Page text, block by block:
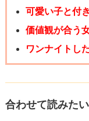
お相手から返事が
可愛い子と付
価値観が合う
ワンナイトし
合わせて読みた